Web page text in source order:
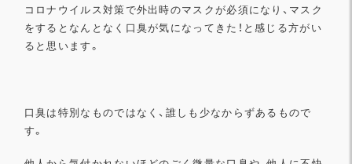
コロナウイルス対策で外出時のマスクが必須になり、 マスク
をするとなんとなく口臭が気になってきた！ と感じる方がい
ると思います。
口臭は特別なものではなく、誰しも少なからずあるもので
す。